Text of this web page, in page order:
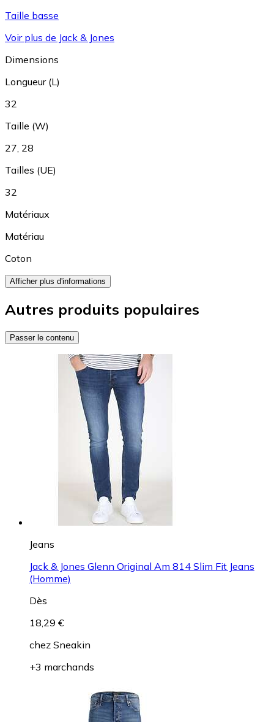
Taille basse
Voir plus de Jack & Jones
Dimensions
Longueur (L)
32
Taille (W)
27, 28
Tailles (UE)
32
Matériaux
Matériau
Coton
Afficher plus d'informations
Autres produits populaires
Passer le contenu
Jeans
Jack & Jones Glenn Original Am 814 Slim Fit Jeans
(Homme)
Dès
18,29 €
chez Sneakin
+3 marchands